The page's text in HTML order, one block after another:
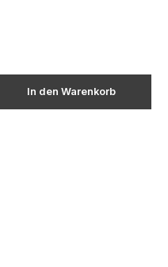
In den Warenkorb